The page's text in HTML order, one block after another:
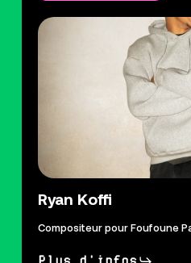
Ryan Koffi
Compositeur pour Foufoune